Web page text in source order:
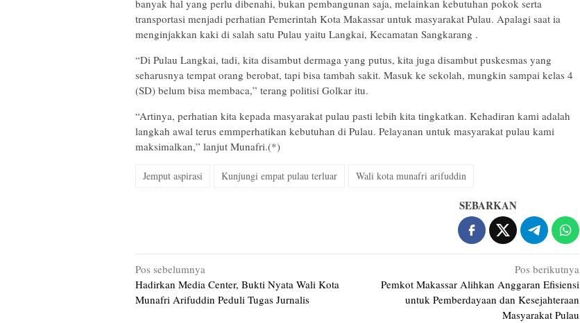
banyak hal yang perlu dibenahi, bukan pembangunan saja, melainkan kebutuhan pokok serta
transportasi menjadi perhatian Pemerintah Kota Makassar untuk masyarakat Pulau. Apalagi saat ia
menginjakkan kaki di salah satu Pulau yaitu Langkai, Kecamatan Sangkarang .
“Di Pulau Langkai, tadi, kita disambut dermaga yang putus, kita juga disambut puskesmas yang
seharusnya tempat orang berobat, tapi bisa tambah sakit. Masuk ke sekolah, mungkin sampai kelas 4
(SD) belum bisa membaca,” terang politisi Golkar itu.
“Artinya, perhatian kita kepada masyarakat pulau pasti lebih kita tingkatkan. Kehadiran kami adalah
langkah awal terus emmperhatikan kebutuhan di Pulau. Pelayanan untuk masyarakat pulau kami
maksimalkan,” lanjut Munafri.(*)
Jemput aspirasi Kunjungi empat pulau terluar Wali kota munafri arifuddin
SEBARKAN
Navigasi
pos
Pos sebelumnya
Hadirkan Media Center, Bukti Nyata Wali Kota
Munafri Arifuddin Peduli Tugas Jurnalis
Pos berikutnya
Pemkot Makassar Alihkan Anggaran Efisiensi
untuk Pemberdayaan dan Kesejahteraan
Masyarakat Pulau